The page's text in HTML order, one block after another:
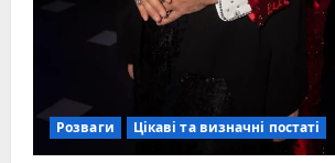
Розваги Цікаві та визначні постаті